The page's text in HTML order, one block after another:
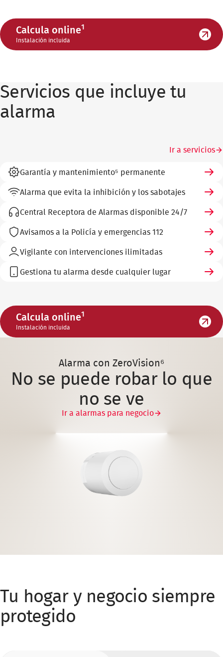
Calcula online1
Instalación incluida
Servicios que incluye tu
alarma
Ir a servicios
Garantía y mantenimiento⁵ permanente
Alarma que evita la inhibición y los sabotajes
Central Receptora de Alarmas disponible 24/7
Avisamos a la Policía y emergencias 112
Vigilante con intervenciones ilimitadas
Gestiona tu alarma desde cualquier lugar
Calcula online1
Instalación incluida
Alarma con ZeroVision⁶
No se puede robar lo que
no se ve
Ir a alarmas para negocio
Tu hogar y negocio siempre
protegido